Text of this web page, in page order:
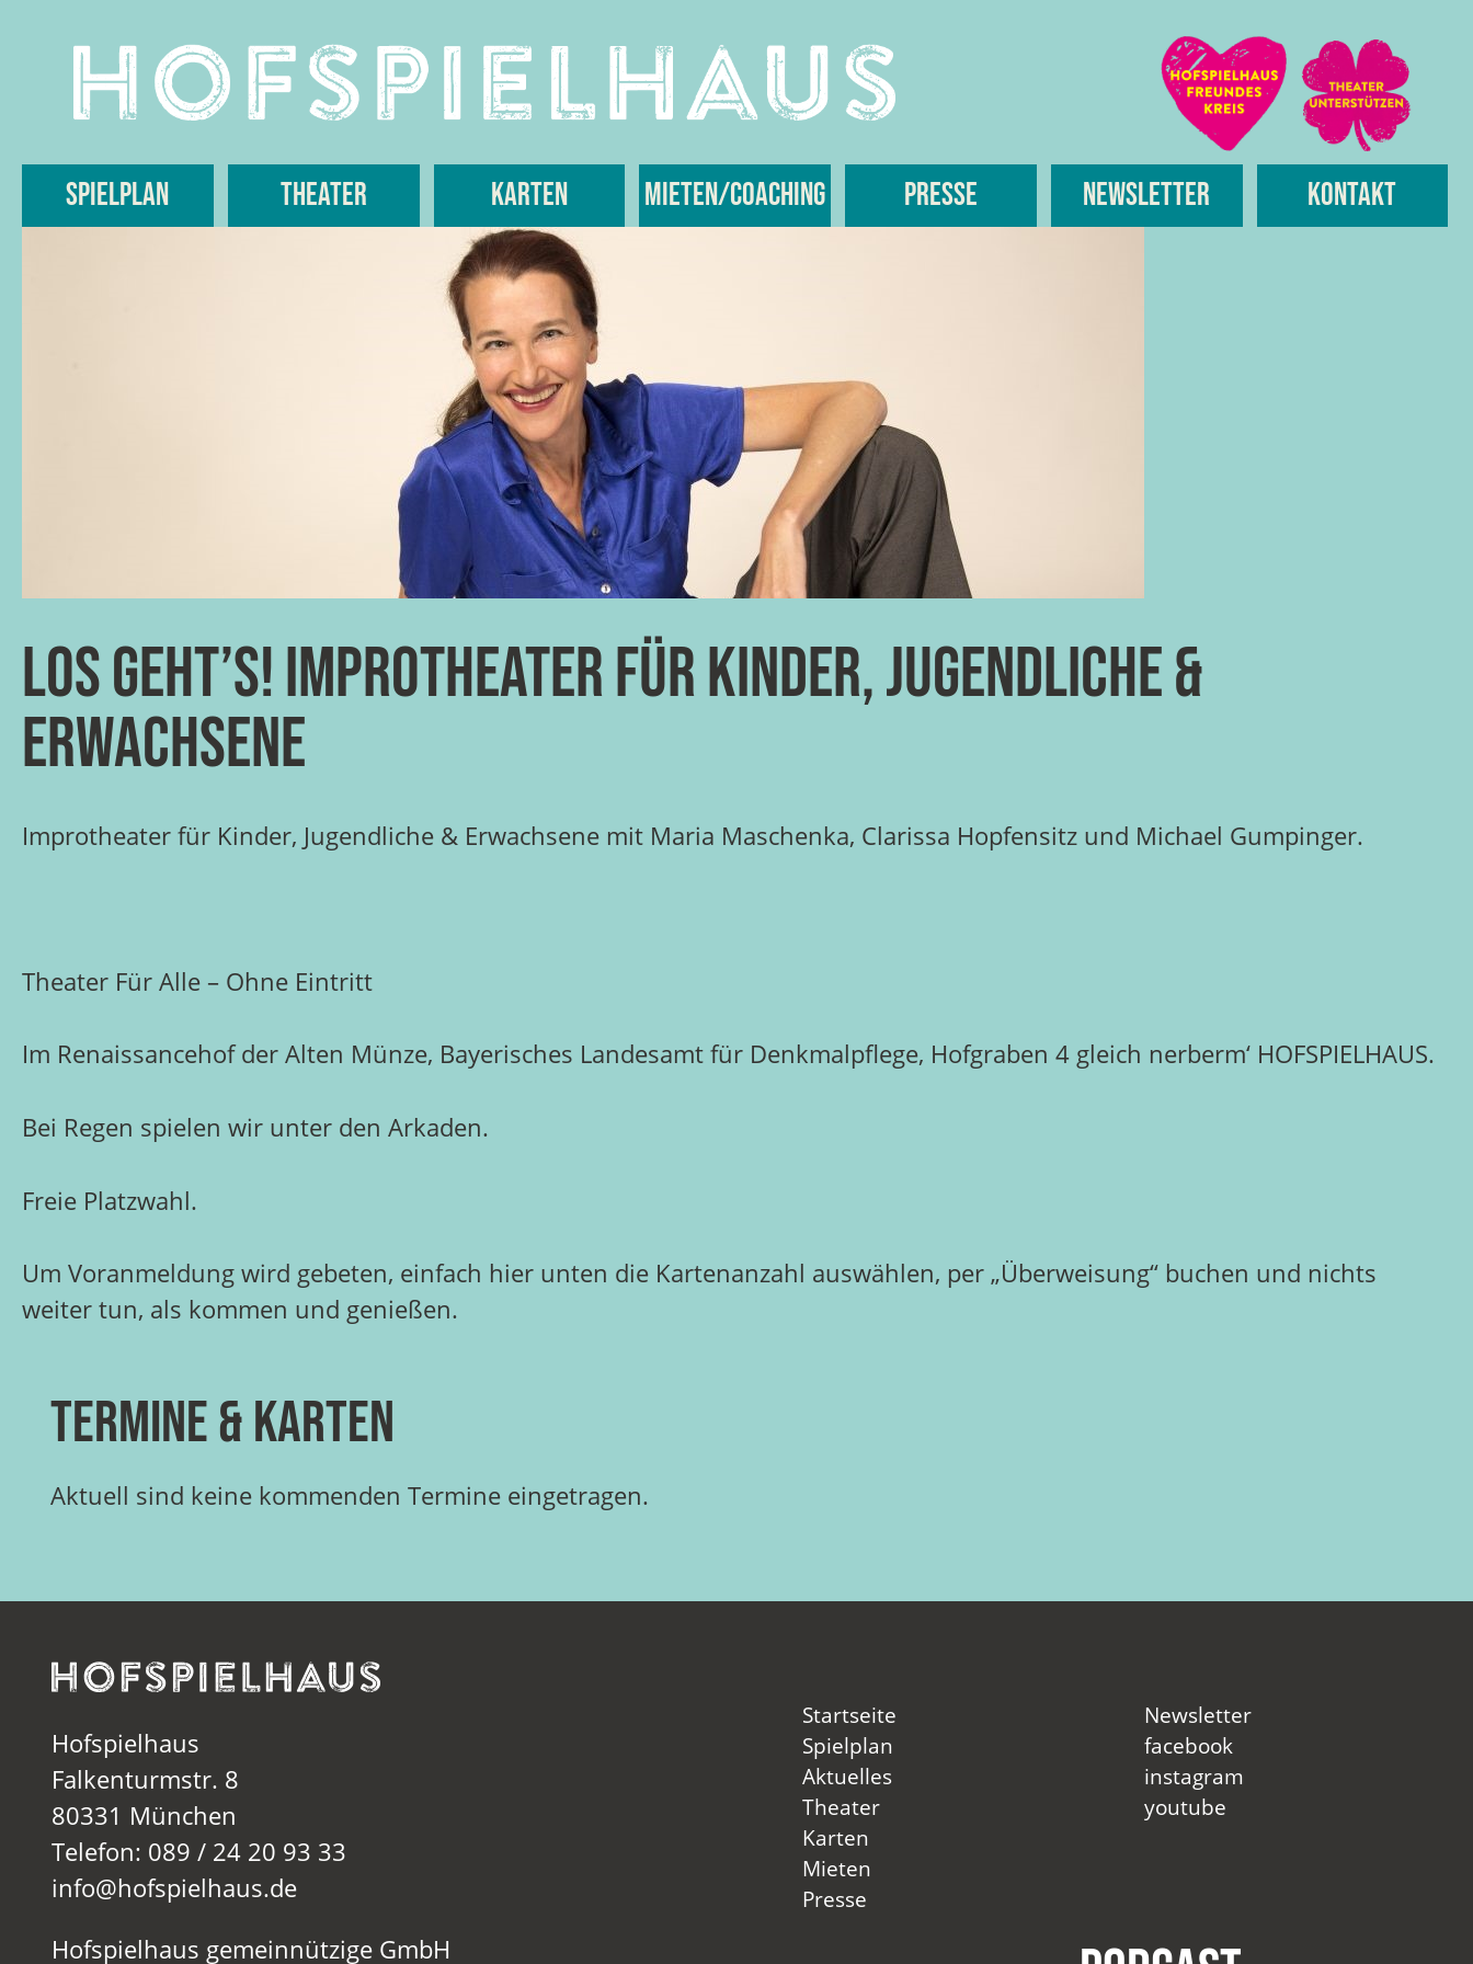
Spielplan Theater Karten Mieten/Coaching Presse Newsletter Kontakt
Los geht’s! Improtheater für Kinder, Jugendliche &
Erwachsene
Improtheater für Kinder, Jugendliche & Erwachsene mit Maria Maschenka, Clarissa Hopfensitz und Michael Gumpinger.
Theater Für Alle – Ohne Eintritt
Im Renaissancehof der Alten Münze, Bayerisches Landesamt für Denkmalpflege, Hofgraben 4 gleich nerberm‘ HOFSPIELHAUS.
Bei Regen spielen wir unter den Arkaden.
Freie Platzwahl.
Um Voranmeldung wird gebeten, einfach hier unten die Kartenanzahl auswählen, per „Überweisung“ buchen und nichts
weiter tun, als kommen und genießen.
Termine & Karten
Aktuell sind keine kommenden Termine eingetragen.
Hofspielhaus
Falkenturmstr. 8
80331 München
Telefon: 089 / 24 20 93 33
info@hofspielhaus.de
Hofspielhaus gemeinnützige GmbH
Startseite
Spielplan
Aktuelles
Theater
Karten
Mieten
Presse
Newsletter
facebook
instagram
youtube